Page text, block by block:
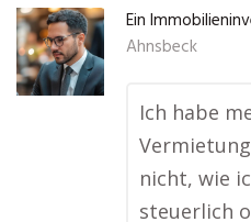
Ein
Ahnsbeck
Ich habe
nicht, wie
steuerlich